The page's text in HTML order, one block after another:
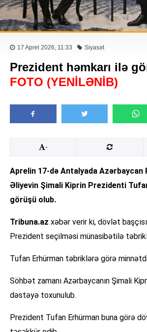
17 Aprel 2026, 11:33 Siyasət
Prezident həmkarı ilə
FOTO (YENİLƏNİB)
-
Aprelin 17-də Antalyada Azərbaycan
Əliyevin Şimali Kiprin Prezidenti
görüşü olub.
Tribuna.az xəbər verir ki, dövlət
Prezident seçilməsi münasibətilə
Tufan Erhürman təbriklərə görə
Söhbət zamanı Azərbaycanın Şimali
dəstəyə toxunulub.
Prezident Tufan Erhürman buna görə